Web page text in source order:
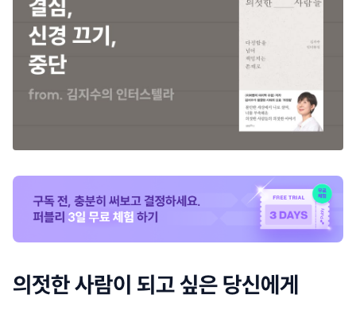
의젓한 사람이 되고 싶은 당신에게